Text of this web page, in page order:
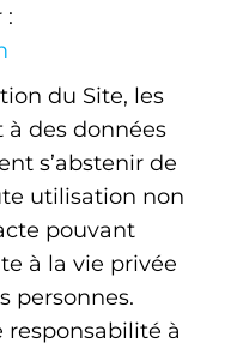
:
du Site, les
à des données
s’abstenir de
utilisation non
pouvant
à la vie privée
personnes.
responsabilité à